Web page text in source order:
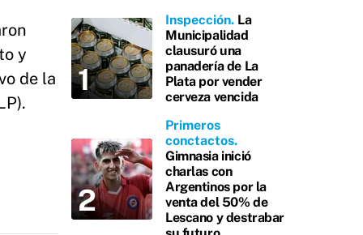
y
de la
Inspección La
Municipalidad
clausuró una
panadería de La
Plata por vender
cerveza vencida
Primeros
conctactos
Gimnasia inició
charlas con
Argentinos por la
venta del 50% de
Lescano y destrabar